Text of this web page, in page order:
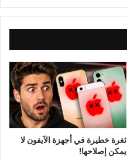
ثغرة خطيرة في أجهزة الآيفون لا
يمكن إصلاحها!